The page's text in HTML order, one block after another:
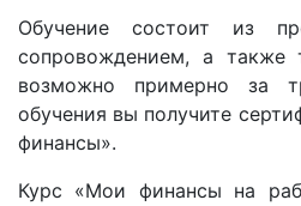
Обучение состоит из
сопровождением, а также
возможно примерно за
обучения вы получите
финансы».
Курс «Мои финансы на